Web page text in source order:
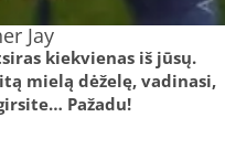
Jay
kiekvienas iš jūsų.
mielą dėželę, vadinasi,
Pažadu!